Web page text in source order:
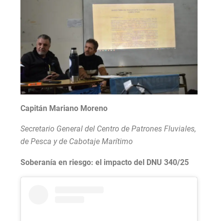
Capitán Mariano Moreno
Secretario General del Centro de Patrones Fluviales,
de Pesca y de Cabotaje Marítimo
Soberanía en riesgo: el impacto del DNU 340/25